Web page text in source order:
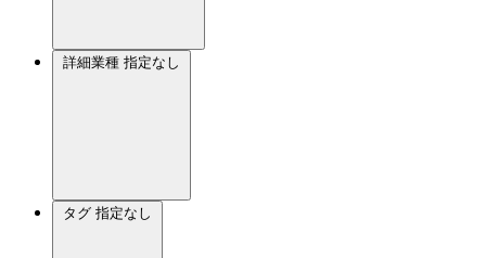
詳細業種 指定なし
タグ 指定なし